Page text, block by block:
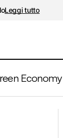
Leggi tutto
Economy